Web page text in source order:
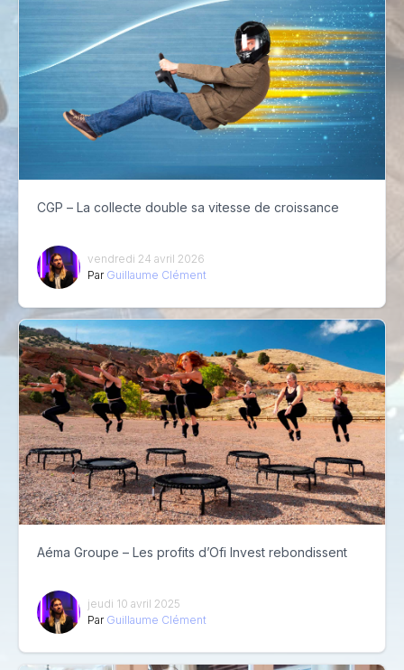
CGP – La collecte double sa vitesse de croissance
vendredi 24 avril 2026
Par Guillaume Clément
Aéma Groupe – Les profits d’Ofi Invest rebondissent
jeudi 10 avril 2025
Par Guillaume Clément